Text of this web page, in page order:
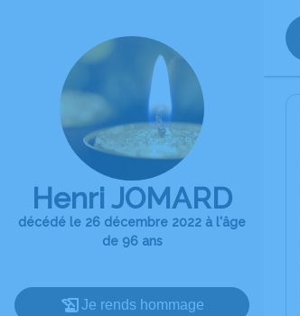
Henri JOMARD
décédé le 26 décembre 2022 à l'âge
de 96 ans
Je rends hommage